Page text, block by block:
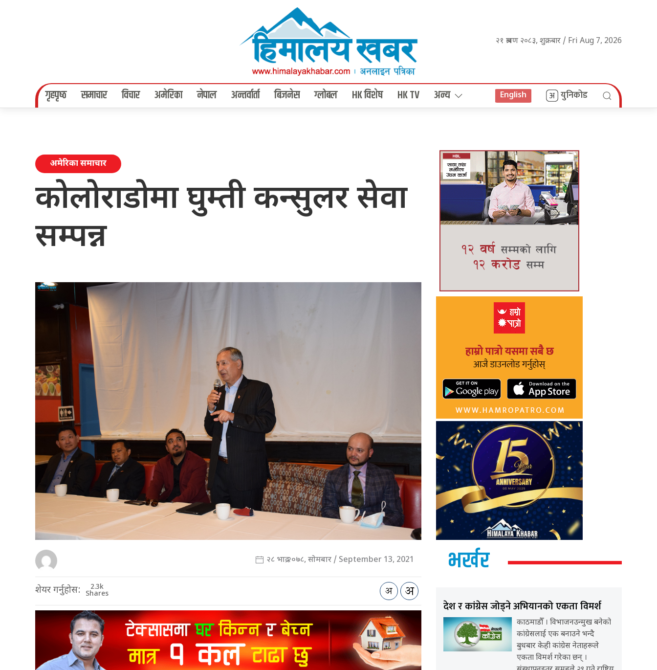
२१ श्रावण २०८३, शुक्रबार / Fri Aug 7, 2026
गृहपृष्‍ठ समाचार विचार अमेरिका नेपाल अन्तर्वार्ता बिजनेस ग्लोबल HK विशेष HK TV अन्य English युनिकोड
अमेरिका समाचार
कोलोराडोमा घुम्ती कन्सुलर सेवा
सम्पन्न
२८ भाद्र २०७८, सोमबार / September 13, 2021
शेयर गर्नुहोस: 2.3k
Shares
भर्खर
देश र कांग्रेस जोड्ने अभियानको एकता विमर्श
काठमाडौँ । विभाजनउन्मुख बनेको
कांग्रेसलाई एक बनाउने भन्दै
बुधबार केही कांग्रेस नेताहरूले
एकता विमर्श गरेका छन् ।